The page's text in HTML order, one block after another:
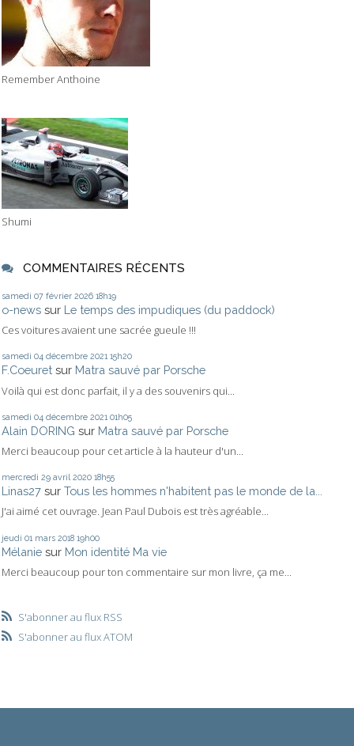
Remember Anthoine
Shumi
COMMENTAIRES RÉCENTS
samedi 07 février 2026 18h19
o-news sur Le temps des impudiques (du paddock)
Ces voitures avaient une sacrée gueule !!!
samedi 04 décembre 2021 15h20
F.Coeuret sur Matra sauvé par Porsche
Voilà qui est donc parfait, il y a des souvenirs qui...
samedi 04 décembre 2021 01h05
Alain DORING sur Matra sauvé par Porsche
Merci beaucoup pour cet article à la hauteur d'un...
mercredi 29 avril 2020 18h55
Linas27 sur Tous les hommes n'habitent pas le monde de la...
J'ai aimé cet ouvrage. Jean Paul Dubois est très agréable...
jeudi 01 mars 2018 19h00
Mélanie sur Mon identité Ma vie
Merci beaucoup pour ton commentaire sur mon livre, ça me...
S'abonner au flux RSS
S'abonner au flux ATOM